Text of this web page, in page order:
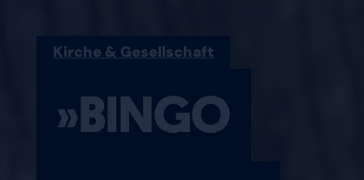
Kirche & Gesellschaft
»BINGO
»BINGO